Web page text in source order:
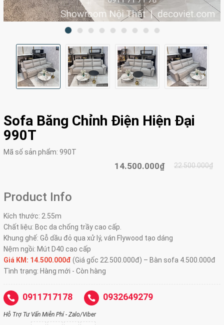
Sofa Băng Chỉnh Điện Hiện Đại
990T
Mã số sản phẩm: 990T
14.500.000₫ 22.500.000₫
Product Info
Kích thước: 2.55m
Chất liệu: Bọc da chống trầy cao cấp.
Khung ghế: Gỗ dầu đỏ qua xử lý, ván Flywood tạo dáng
Nệm ngồi: Mút D40 cao cấp
Giá KM: 14.500.000đ (Giá gốc 22.500.000đ) – Bàn sofa 4.500.000đ
Tình trạng: Hàng mới - Còn hàng
0911717178 0932649279
Hỗ Trợ Tư Vấn Miễn Phí - Zalo/Viber